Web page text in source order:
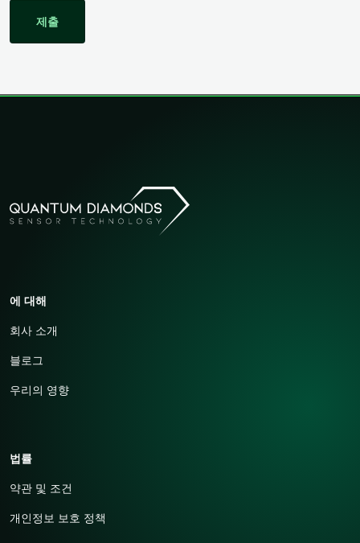
에 대해
회사 소개
블로그
우리의 영향
법률
약관 및 조건
개인정보 보호 정책